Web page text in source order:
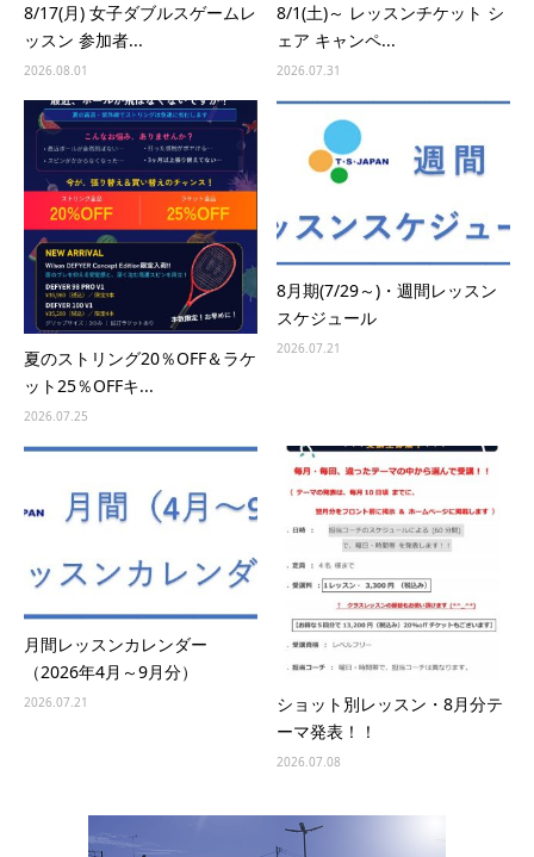
8/17(月) 女子ダブルスゲームレ
ッスン 参加者...
2026.08.01
8/1(土)～ レッスンチケット シ
ェア キャンペ...
2026.07.31
夏のストリング20％OFF＆ラケ
ット25％OFFキ...
2026.07.25
8月期(7/29～)・週間レッスン
スケジュール
2026.07.21
月間レッスンカレンダー
（2026年4月～9月分）
2026.07.21
ショット別レッスン・8月分テ
ーマ発表！！
2026.07.08